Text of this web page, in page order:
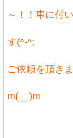
～！！車に付
す(^-^;
ご依頼を頂き
m(__)m